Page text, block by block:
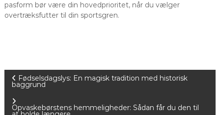
pasform bør være din hovedprioritet, når du vælger
overtræksfutter til din sportsgren.
n
Fødselsdagslys: En magisk tradition med historisk
baggrund
Opvaskebørstens hemmeligheder: Sådan får du den til